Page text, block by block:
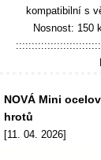
kompatibilní s
Nosnost: 150
NOVÁ Mini
hrotů
[11. 04. 2026]